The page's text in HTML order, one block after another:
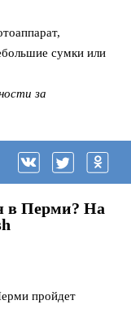
сумки или
за
в Перми? На
пройдет